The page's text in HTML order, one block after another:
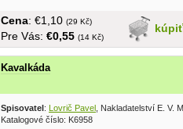
kúpiť
Cena: €1,10 (29 Kč)
Pre Vás: €0,55 (14 Kč)
Kavalkáda
Spisovatel: Lovrič Pavel , Nakladatelství E. V.
Katalogové číslo: K6958